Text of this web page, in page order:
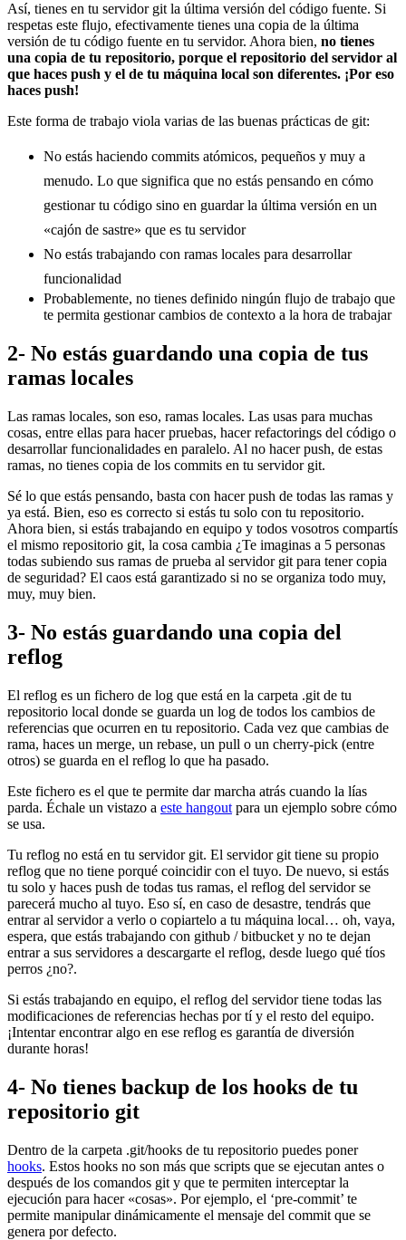
Así, tienes en tu servidor git la última versión del código fuente. Si
respetas este flujo, efectivamente tienes una copia de la última
versión de tu código fuente en tu servidor. Ahora bien, no tienes
una copia de tu repositorio, porque el repositorio del servidor al
que haces push y el de tu máquina local son diferentes. ¡Por eso
haces push!
Este forma de trabajo viola varias de las buenas prácticas de git:
No estás haciendo commits atómicos, pequeños y muy a
menudo. Lo que significa que no estás pensando en cómo
gestionar tu código sino en guardar la última versión en un
«cajón de sastre» que es tu servidor
No estás trabajando con ramas locales para desarrollar
funcionalidad
Probablemente, no tienes definido ningún flujo de trabajo que
te permita gestionar cambios de contexto a la hora de trabajar
2- No estás guardando una copia de tus
ramas locales
Las ramas locales, son eso, ramas locales. Las usas para muchas
cosas, entre ellas para hacer pruebas, hacer refactorings del código o
desarrollar funcionalidades en paralelo. Al no hacer push, de estas
ramas, no tienes copia de los commits en tu servidor git.
Sé lo que estás pensando, basta con hacer push de todas las ramas y
ya está. Bien, eso es correcto si estás tu solo con tu repositorio.
Ahora bien, si estás trabajando en equipo y todos vosotros compartís
el mismo repositorio git, la cosa cambia ¿Te imaginas a 5 personas
todas subiendo sus ramas de prueba al servidor git para tener copia
de seguridad? El caos está garantizado si no se organiza todo muy,
muy, muy bien.
3- No estás guardando una copia del
reflog
El reflog es un fichero de log que está en la carpeta .git de tu
repositorio local donde se guarda un log de todos los cambios de
referencias que ocurren en tu repositorio. Cada vez que cambias de
rama, haces un merge, un rebase, un pull o un cherry-pick (entre
otros) se guarda en el reflog lo que ha pasado.
Este fichero es el que te permite dar marcha atrás cuando la lías
parda. Échale un vistazo a este hangout para un ejemplo sobre cómo
se usa.
Tu reflog no está en tu servidor git. El servidor git tiene su propio
reflog que no tiene porqué coincidir con el tuyo. De nuevo, si estás
tu solo y haces push de todas tus ramas, el reflog del servidor se
parecerá mucho al tuyo. Eso sí, en caso de desastre, tendrás que
entrar al servidor a verlo o copiartelo a tu máquina local… oh, vaya,
espera, que estás trabajando con github / bitbucket y no te dejan
entrar a sus servidores a descargarte el reflog, desde luego qué tíos
perros ¿no?.
Si estás trabajando en equipo, el reflog del servidor tiene todas las
modificaciones de referencias hechas por tí y el resto del equipo.
¡Intentar encontrar algo en ese reflog es garantía de diversión
durante horas!
4- No tienes backup de los hooks de tu
repositorio git
Dentro de la carpeta .git/hooks de tu repositorio puedes poner
hooks. Estos hooks no son más que scripts que se ejecutan antes o
después de los comandos git y que te permiten interceptar la
ejecución para hacer «cosas». Por ejemplo, el ‘pre-commit’ te
permite manipular dinámicamente el mensaje del commit que se
genera por defecto.